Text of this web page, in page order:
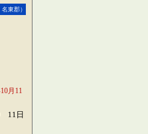
東郡）
月11
11日